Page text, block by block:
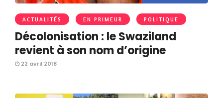
ACTUALITÉS EN PRIMEUR POLITIQUE
Décolonisation : le Swaziland
revient à son nom d’origine
22 avril 2018